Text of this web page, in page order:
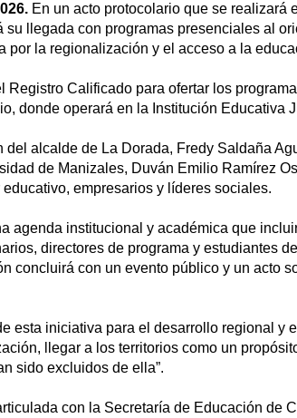
En un acto protocolario que se realizará
llegada con programas presenciales al
por la regionalización y el acceso a la
Registro Calificado para ofertar los
donde operará en la Institución Educativa
del alcalde de La Dorada, Fredy Saldaña
de Manizales, Duván Emilio Ramírez
empresarios y líderes sociales.
agenda institucional y académica que
directores de programa y estudiantes
concluirá con un evento público y un acto
esta iniciativa para el desarrollo regional y
llegar a los territorios como un
sido excluidos de ella”.
con la Secretaría de Educación de